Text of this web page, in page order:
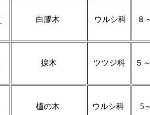
白膠木 ウルシ科 ８
捩木 ツツジ科 ５
櫨の木 ウルシ科 5